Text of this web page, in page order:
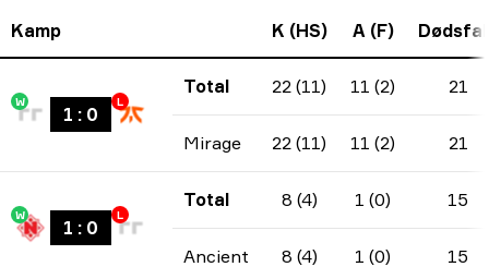
Kamp K (HS) A (F)
W
1 : 0
L
Total 22 (11) 11 (2) 21
Mirage 22 (11) 11 (2) 21
W
1 : 0
L
Total 8 (4) 1 (0) 15
Ancient 8 (4) 1 (0) 15